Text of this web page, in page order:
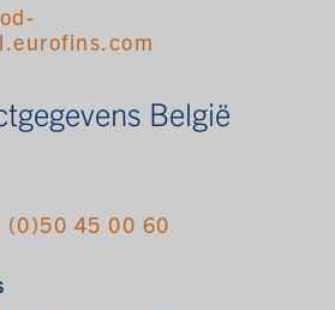
België
(0)50 45 00 60